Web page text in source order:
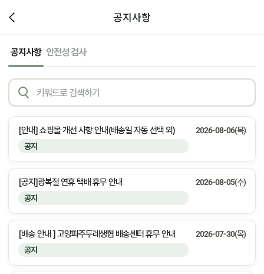
공지사항
공지사항 안전성 검사
공지
[안내] 쇼핑몰 개선 사항 안내(배송일 자동 선택 외) 2026-08-06(목)
공지
[공지]광복절 연휴 택배 휴무 안내 2026-08-05(수)
공지
[배송 안내 ] 고양파주두레생협 배송센터 휴무 안내 2026-07-30(목)